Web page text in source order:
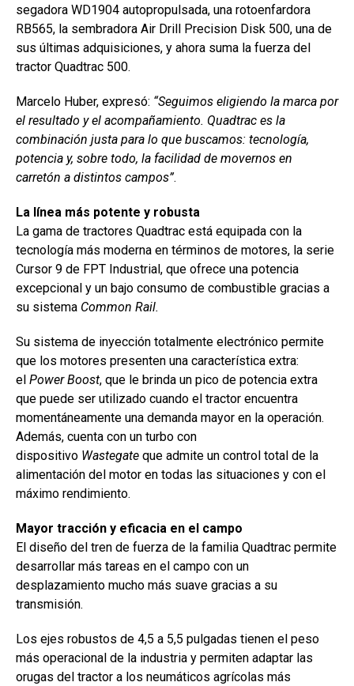
segadora WD1904 autopropulsada, una rotoenfardora
RB565, la sembradora Air Drill Precision Disk 500, una de
sus últimas adquisiciones, y ahora suma la fuerza del
tractor Quadtrac 500.
Marcelo Huber, expresó: “Seguimos eligiendo la marca por
el resultado y el acompañamiento. Quadtrac es la
combinación justa para lo que buscamos: tecnología,
potencia y, sobre todo, la facilidad de movernos en
carretón a distintos campos”.
La línea más potente y robusta
La gama de tractores Quadtrac está equipada con la
tecnología más moderna en términos de motores, la serie
Cursor 9 de FPT Industrial, que ofrece una potencia
excepcional y un bajo consumo de combustible gracias a
su sistema Common Rail.
Su sistema de inyección totalmente electrónico permite
que los motores presenten una característica extra:
el Power Boost, que le brinda un pico de potencia extra
que puede ser utilizado cuando el tractor encuentra
momentáneamente una demanda mayor en la operación.
Además, cuenta con un turbo con
dispositivo Wastegate que admite un control total de la
alimentación del motor en todas las situaciones y con el
máximo rendimiento.
Mayor tracción y eficacia en el campo
El diseño del tren de fuerza de la familia Quadtrac permite
desarrollar más tareas en el campo con un
desplazamiento mucho más suave gracias a su
transmisión.
Los ejes robustos de 4,5 a 5,5 pulgadas tienen el peso
más operacional de la industria y permiten adaptar las
orugas del tractor a los neumáticos agrícolas más